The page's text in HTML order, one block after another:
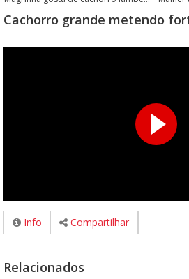
Cachorro grande metendo
Info Compartilhar
Relacionados